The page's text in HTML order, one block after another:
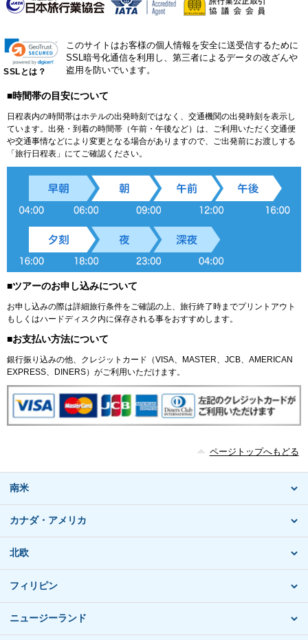
SSLとは？
このサイトはお客様の個人情報を安全に送受信するために
SSL暗号化通信を利用し、第三者によるデータの改ざんや
盗用を防いでいます。
■時間帯の目安について
日程表内の時間帯はホテルの出発時刻ではなく、交通機関の出発時刻を表示し
ています。出発・到着の時間帯（午前・午後など）は、ご利用いただく交通便
や交通事情などにより変更となる場合がありますので、ご出発前にお渡しする
「旅行日程表」にてご確認ください。
■ツアーのお申し込みについて
お申し込みの際は詳細旅行条件をご確認の上、旅行終了時までプリントアウト
もしくはハードディスク内に保存される事をおすすめします。
■お支払い方法について
銀行振り込みの他、クレジットカード（VISA、MASTER、JCB、AMERICAN
EXPRESS、DINERS）がご利用いただけます。
ページトップへもどる
南米
カナダ・アメリカ
北欧
フィリピン
ニュージーランド